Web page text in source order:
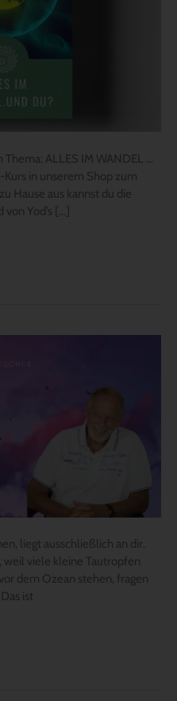
ALLES IM WANDEL …
in unserem Shop zum
Hause aus kannst du die
Yod’s […]
liegt ausschließlich an dir.
weil viele kleine Tautropfen
dem Ozean stehen, fragen
ist